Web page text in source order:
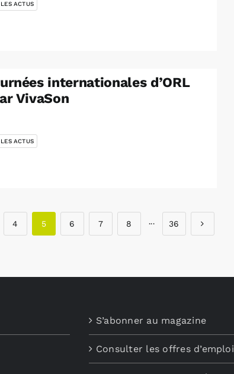
ACTUS
internationales d’ORL
VivaSon
ACTUS
4 5 6 7 8 ··· 36
S’abonner au magazine
Consulter les offres d’emploi